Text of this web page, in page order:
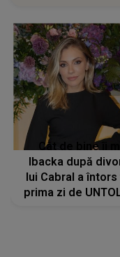
Cât de bine îi
Ibacka după
lui Cabral a
prima zi de